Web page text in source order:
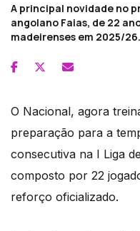
A principal novidade no
angolano Faias, de 22
madeirenses em 2025/26.
O Nacional, agora
preparação para a
consecutiva na I Liga
composto por 22
reforço oficializado.